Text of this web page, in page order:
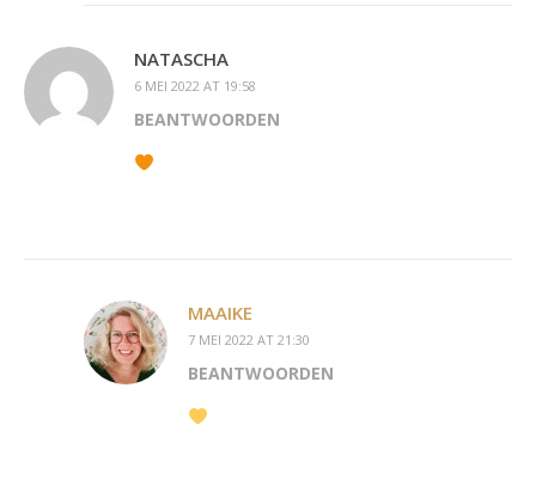
NATASCHA
6 MEI 2022 AT 19:58
BEANTWOORDEN
MAAIKE
7 MEI 2022 AT 21:30
BEANTWOORDEN